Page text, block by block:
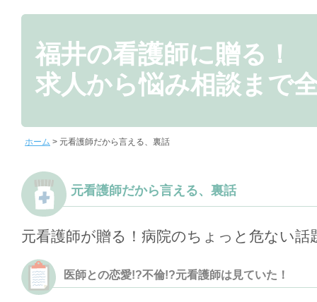
福井の看護師に贈る！
求人から悩み相談まで
ホーム > 元看護師だから言える、裏話
元看護師だから言える、裏話
元看護師が贈る！病院のちょっと危ない話
医師との恋愛!?不倫!?元看護師は見ていた！